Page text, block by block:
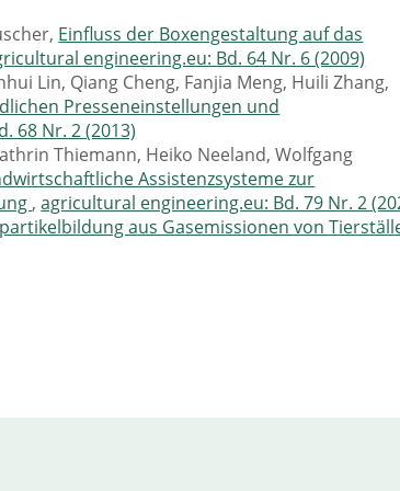
Einfluss der Boxengestaltung auf das
engineering.eu: Bd. 64 Nr. 6 (2009)
Lin, Qiang Cheng, Fanjia Meng, Huili Zhang,
Presseneinstellungen und
68 Nr. 2 (2013)
Thiemann, Heiko Neeland, Wolfgang
Assistenzsysteme zur
,agricultural engineering.eu: Bd. 79 Nr. 2
aus Gasemissionen von